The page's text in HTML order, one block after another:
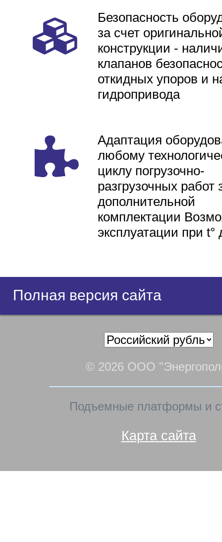
Безопасность
за счет
конструкции -
клапанов
откидных упоров и
гидропривода
Адаптация
любому
циклу погрузочно-
разгрузочных работ
дополнительной
комплектации
эксплуатации при t°
Полная версия сайта
© 2026 ООО
Подъемные платформы и
Карта сайта